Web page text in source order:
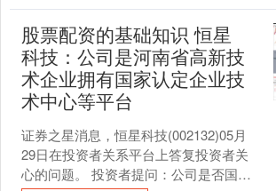
股票配资的基础知识 恒星
科技：公司是河南省高新技
术企业拥有国家认定企业技
术中心等平台
证券之星消息，恒星科技(002132)05月
29日在投资者关系平台上答复投资者关
心的问题。 投资者提问：公司是否国家